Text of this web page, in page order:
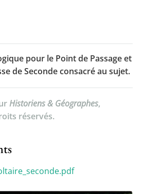
les actualités
de recrutement
scolaires
d’ouvrages publiés
Culture
pour le Point de Passage et
de Seconde consacré au sujet.
Historiens & Géographes,
réservés.